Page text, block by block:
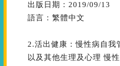
出版日期：2019/09/13
語言：繁體中文
2.活出健康：慢性病自我
以及其他生理及心理 慢